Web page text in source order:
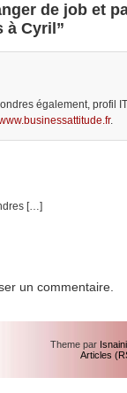
de job et
à Cyril”
également, profil
.
[…]
un commentaire.
Theme par
Articles